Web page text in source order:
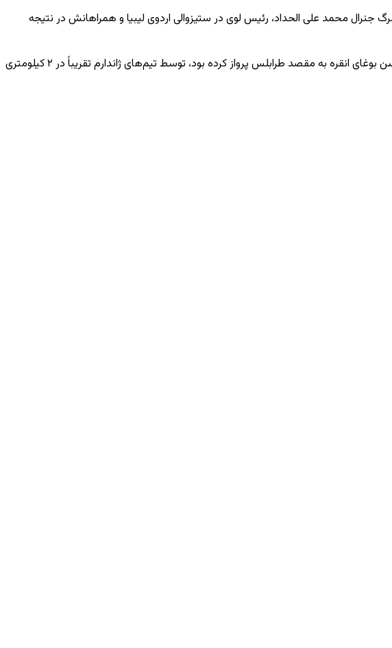
جنرال محمد علی الحداد، رئیس لوی در ستیزوالی اردوی لیبیا و همراهانش در نتیجه
علی ییرلی‌ قیه، وزیر داخله ای تورکیه، قبل از این اعلام کرده بود که لاشه طیاره ای فالکون ۵۰ که روز سه‌شنبه از میدان هوایی اسن بوغای انقره به مقصد طرابلس پرواز کرده بود، توسط تیم‌های ژاندارم تقریباً در ۲ کیلومتری